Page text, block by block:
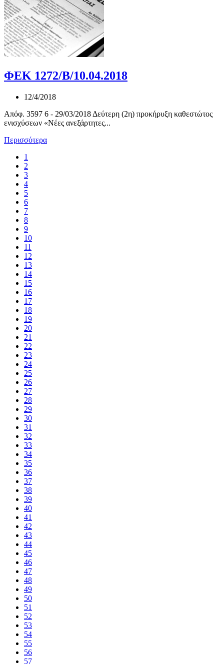
ΦΕΚ 1272/Β/10.04.2018
12/4/2018
Απόφ. 3597 6 - 29/03/2018 Δεύτερη (2η) προκήρυξη καθεστώτος
ενισχύσεων «Νέες ανεξάρτητες...
Περισσότερα
1
2
3
4
5
6
7
8
9
10
11
12
13
14
15
16
17
18
19
20
21
22
23
24
25
26
27
28
29
30
31
32
33
34
35
36
37
38
39
40
41
42
43
44
45
46
47
48
49
50
51
52
53
54
55
56
57